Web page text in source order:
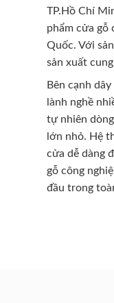
TP.Hồ Chí
phẩm cửa gỗ
Quốc. Với
sản xuất
Bên cạnh
lành nghề
tự nhiên
lớn nhỏ. Hệ
cửa dễ dàng
gỗ công
đầu trong